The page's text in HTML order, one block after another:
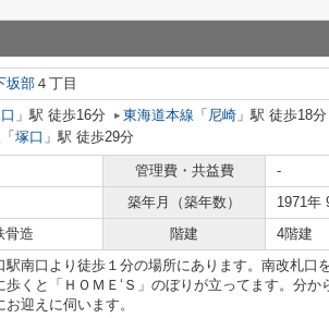
坂部 ４丁目
」駅 徒歩16分 東海道本線 「 尼崎 」駅 徒歩18分
「 塚口 」駅 徒歩29分
管理費・共益費
-
築年月（築年数）
1971年
骨造 階建 4階建
駅南口より徒歩１分の場所にあります。南改札口
歩くと「ＨＯＭＥ‘Ｓ」のぼりが立ってます。分か
迎えに伺います。